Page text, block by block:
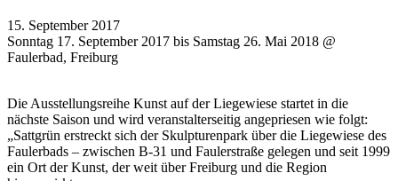
15. September 2017
Sonntag 17. September 2017 bis Samstag 26. Mai 2018 @
Faulerbad, Freiburg
Die Ausstellungsreihe Kunst auf der Liegewiese startet in die
nächste Saison und wird veranstalterseitig angepriesen wie folgt:
„Sattgrün erstreckt sich der Skulpturenpark über die Liegewiese des
Faulerbads – zwischen B-31 und Faulerstraße gelegen und seit 1999
ein Ort der Kunst, der weit über Freiburg und die Region